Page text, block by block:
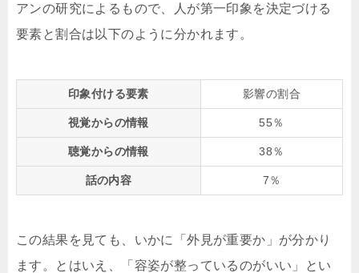
アンの研究によるもので、人が第一印象を決定づける
要素と割合は以下のように分かれます。
印象付ける要素 影響の割合
視覚からの情報 55％
聴覚からの情報 38％
話の内容 7％
この結果を見ても、いかに「外見が重要か」が分かり
ます。とはいえ、「容姿が整っているのがいい」とい